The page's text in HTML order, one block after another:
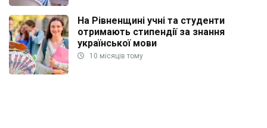
На Рівненщині учні та студенти
отримають стипендії за знання
української мови
10 місяців тому